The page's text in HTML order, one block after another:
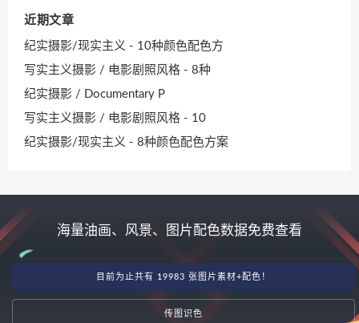
近期文章
纪实摄影/现实主义 - 10种颜色配色方
写实主义摄影 / 电影剧照风格 - 8种
纪实摄影 / Documentary P
写实主义摄影 / 电影剧照风格 - 10
纪实摄影/现实主义 - 8种颜色配色方案
海量油画、风景、图片配色数据免费查看
目前为止共有 19983 张图片素材+配色！
传图识色